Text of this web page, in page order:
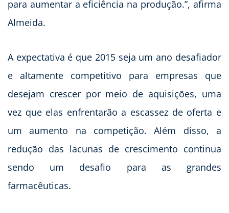
para aumentar a eficiência na produção.”, afirma
Almeida.
A expectativa é que 2015 seja um ano desafiador
e altamente competitivo para empresas que
desejam crescer por meio de aquisições, uma
vez que elas enfrentarão a escassez de oferta e
um aumento na competição. Além disso, a
redução das lacunas de crescimento continua
sendo um desafio para as grandes
farmacêuticas.